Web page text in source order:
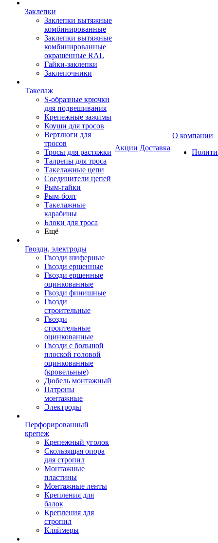
Заклепки
Заклепки вытяжные
комбинированные
Заклепки вытяжные
комбинированные
окрашенные RAL
Гайки-заклепки
Заклепочники
Такелаж
S-образные крючки
для подвешивания
Крепежные зажимы
Коуши для тросов
Вертлюги для
тросов
Тросы для растяжки
Талрепы для троса
Такелажные цепи
Соединители цепей
Рым-гайки
Рым-болт
Такелажные
карабины
Блоки для троса
Ещё
Гвозди, электроды
Гвозди шиферные
Гвозди ершенные
Гвозди ершенные
оцинкованные
Гвозди финишные
Гвозди
строительные
Гвозди
строительные
оцинкованные
Гвозди с большой
плоской головой
оцинкованные
(кровельные)
Дюбель монтажный
Патроны
монтажные
Электроды
Перфорированный
крепеж
Крепежный уголок
Скользящая опора
для стропил
Монтажные
пластины
Монтажные ленты
Крепления для
балок
Крепления для
стропил
Кляймеры
Акции Доставка
О компании